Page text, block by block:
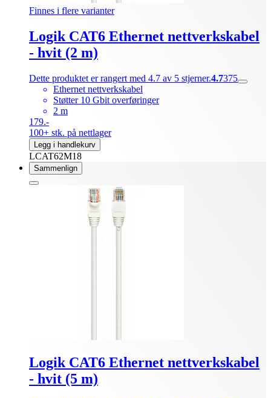
Finnes i flere varianter
Logik CAT6 Ethernet nettverkskabel
- hvit (2 m)
Dette produktet er rangert med 4.7 av 5 stjerner.4.7375
Ethernet nettverkskabel
Støtter 10 Gbit overføringer
2 m
179.-
100+ stk. på nettlager
Legg i handlekurv
LCAT62M18
Sammenlign
Logik CAT6 Ethernet nettverkskabel
- hvit (5 m)